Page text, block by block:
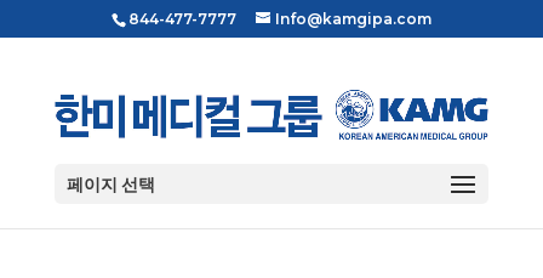
844-477-7777 Info@kamgipa.com
페이지 선택